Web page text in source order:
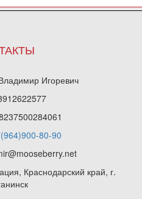
Игоревич
80-90
Краснодарский край, г.